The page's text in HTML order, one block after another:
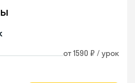
от 1590 ₽ / урок